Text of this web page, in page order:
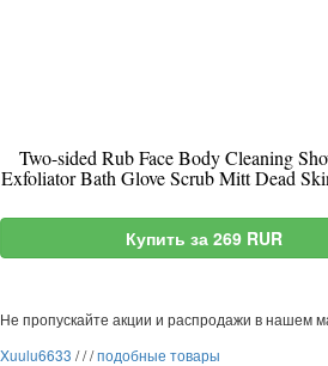
Two-sided Rub Face Body Cleaning
Exfoliator Bath Glove Scrub Mitt Dead
Купить за 269 RUR
Не пропускайте акции и распродажи в нашем
Xuulu6633 ///подобные товары